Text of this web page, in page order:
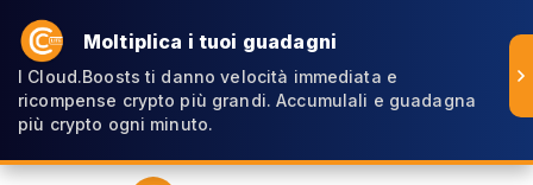
Moltiplica i tuoi guadagni
I Cloud.Boosts ti danno velocità immediata e
ricompense crypto più grandi. Accumulali e guadagna
più crypto ogni minuto.